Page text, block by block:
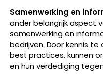
Samenwerking en
ander belangrijk aspect
samenwerking en
bedrijven. Door kennis
best practices, kunnen
en hun verdediging